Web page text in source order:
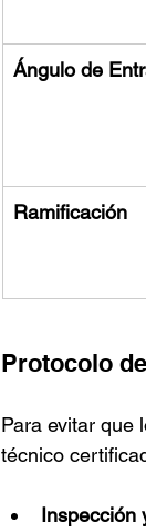
Ángulo de
Ramificación
Protocolo
Para evitar que
técnico
Inspección